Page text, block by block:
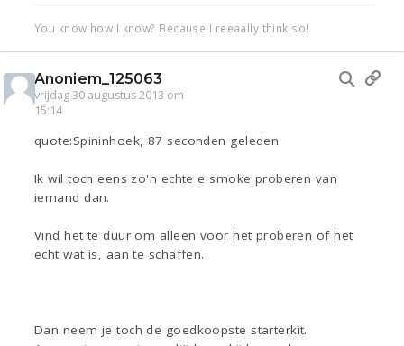
You know how I know? Because I reeaally think so!
Anoniem_125063
vrijdag 30 augustus 2013 om
15:14
quote:Spininhoek, 87 seconden geleden
Ik wil toch eens zo'n echte e smoke proberen van
iemand dan.
Vind het te duur om alleen voor het proberen of het
echt wat is, aan te schaffen.
Dan neem je toch de goedkoopste starterkit.